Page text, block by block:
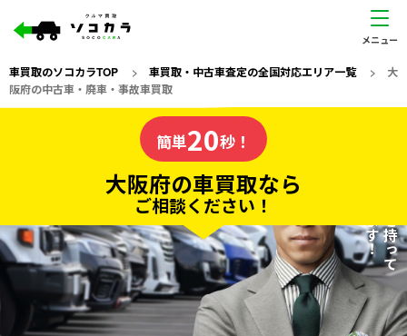
車買取のソコカラTOP > 車買取・中古車査定の全国対応エリア一覧> 大
阪府の中古車・廃車・事故車買取
の車買取なら
ソコカラの 私たちが責任を持って
査定いたします！
簡単20秒！
大阪府の車買取なら
ご相談ください！
20秒で入力完了！